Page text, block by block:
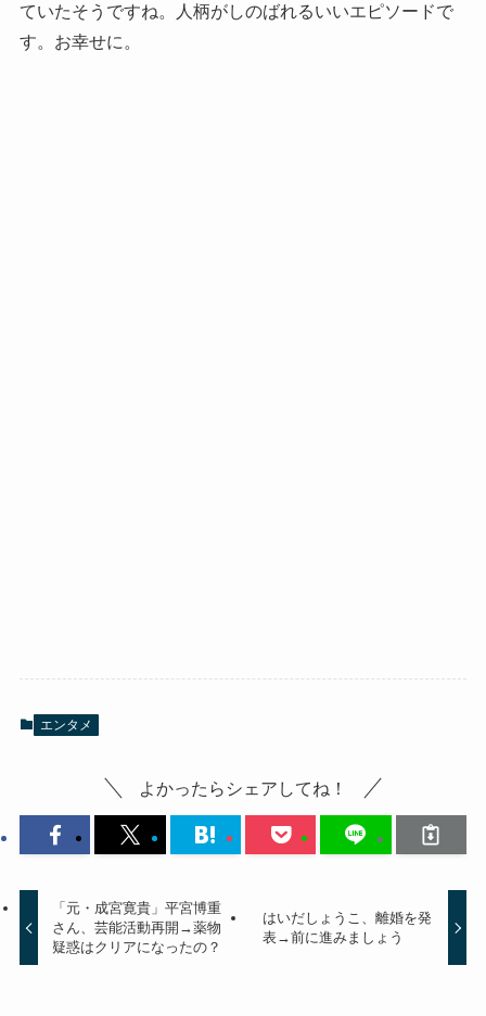
ていたそうですね。人柄がしのばれるいいエピソードで
す。お幸せに。
エンタメ
よかったらシェアしてね！
「元・成宮寛貴」平宮博重
さん、芸能活動再開→薬物
疑惑はクリアになったの？
はいだしょうこ、離婚を発
表→前に進みましょう